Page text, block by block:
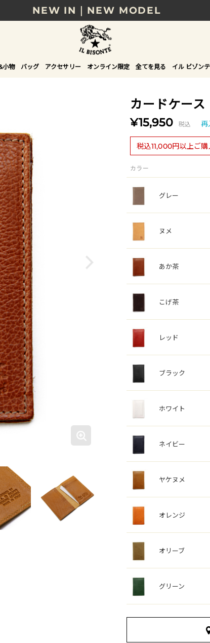
NEW IN｜NEW MODEL
月)10時まで｜税込11,000円以上で送料無
手やシーンから選べる、新しいギフトガ
NEW IN｜COLOR LEATHER
小物 バッグ アクセサリー オンライン限定 全てを見る イル ビゾン
カードケース
¥15,950 税込 再
税込11,000円以上ご
カラー
グレー
ヌメ
あか茶
こげ茶
レッド
ブラック
ホワイト
ネイビー
ヤケヌメ
オレンジ
オリーブ
グリーン